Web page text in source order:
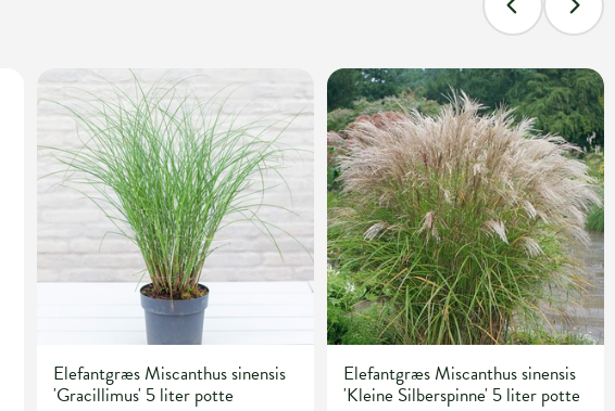
Elefantgræs Miscanthus sinensis
'Gracillimus' 5 liter potte
Elefantgræs Miscanthus sinensis
'Kleine Silberspinne' 5 liter potte